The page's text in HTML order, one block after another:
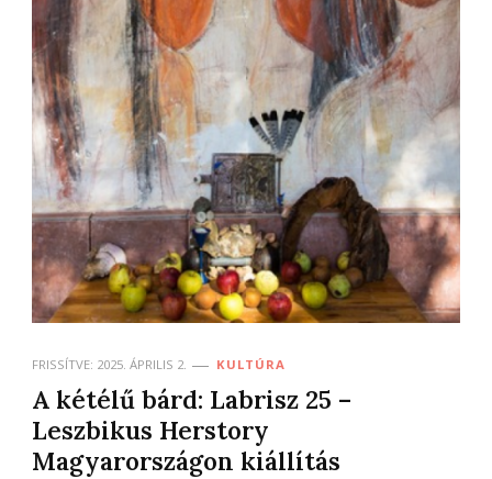
FRISSÍTVE: 2025. ÁPRILIS 2. KULTÚRA
A kétélű bárd: Labrisz 25 –
Leszbikus Herstory
Magyarországon kiállítás